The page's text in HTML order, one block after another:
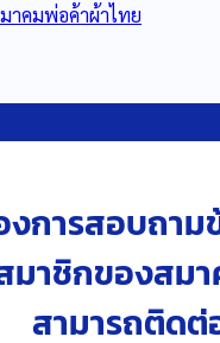
าคมพ่อค้าผ้าไทย
การสอบถาม
มาชิกของสม
สามารถติดต่